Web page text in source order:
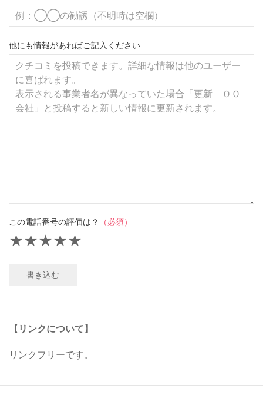
他にも情報があればご記入ください
この電話番号の評価は？ （必須）
★
★
★
★
★
書き込む
【リンクについて】
リンクフリーです。